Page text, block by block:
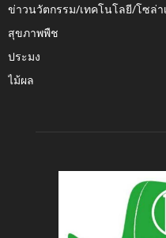
ข่าวนวัตกรรม/เทคโนโลยี/โซล่า
สุขภาพพืช
ประมง
ไม้ผล